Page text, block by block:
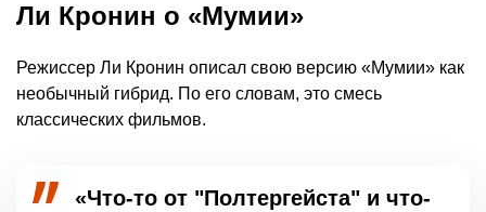
Ли Кронин о «Мумии»
Режиссер Ли Кронин описал свою версию «Мумии» как
необычный гибрид. По его словам, это смесь
классических фильмов.
«Что-то от "Полтергейста" и что-